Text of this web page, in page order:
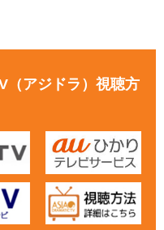
（アジドラ）視聴方